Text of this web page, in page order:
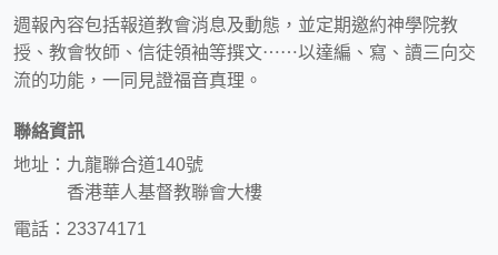
週報內容包括報道教會消息及動態，並定期邀約神學院教
授、教會牧師、信徒領袖等撰文⋯⋯以達編、寫、讀三向交
流的功能，一同見證福音真理。
聯絡資訊
地址：九龍聯合道140號
香港華人基督教聯會大樓
電話：23374171